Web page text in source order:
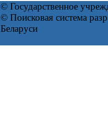
© Государственное
© Поисковая система
Беларуси